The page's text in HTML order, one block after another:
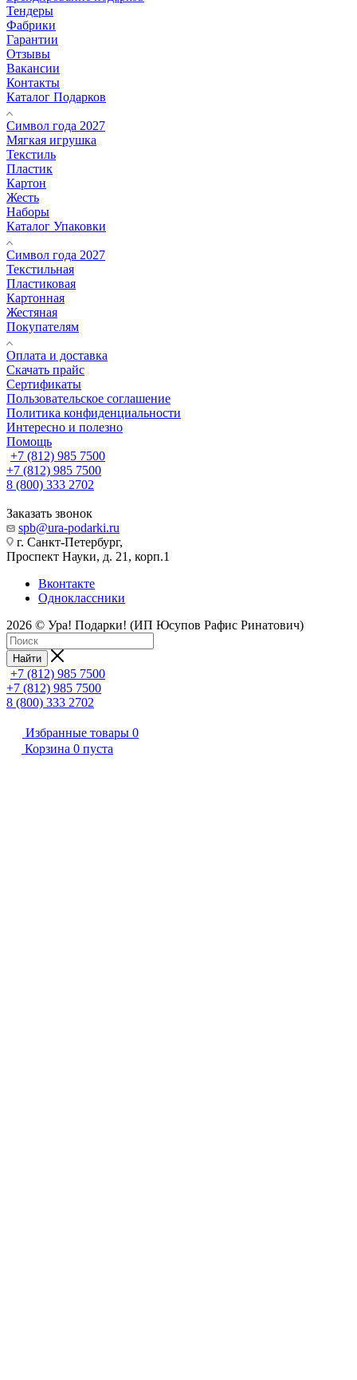
Тендеры
Фабрики
Гарантии
Отзывы
Вакансии
Контакты
Каталог Подарков
Символ года 2027
Мягкая игрушка
Текстиль
Пластик
Картон
Жесть
Наборы
Каталог Упаковки
Символ года 2027
Текстильная
Пластиковая
Картонная
Жестяная
Покупателям
Оплата и доставка
Скачать прайс
Сертификаты
Пользовательское соглашение
Политика конфиденциальности
Интересно и полезно
Помощь
+7 (812) 985 7500
+7 (812) 985 7500
8 (800) 333 2702
Заказать звонок
spb@ura-podarki.ru
г. Санкт-Петербург,
Проспект Науки, д. 21, корп.1
Вконтакте
Одноклассники
2026 © Ура! Подарки! (ИП Юсупов Рафис Ринатович)
Найти
+7 (812) 985 7500
+7 (812) 985 7500
8 (800) 333 2702
Избранные товары 0
Корзина 0 пуста